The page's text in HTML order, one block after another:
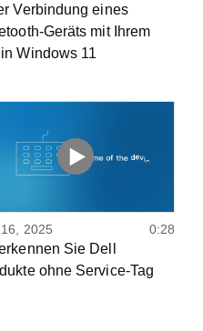
Verbindung eines
Geräts mit Ihrem
Windows 11
2025 0:28
Sie Dell
ohne Service-Tag